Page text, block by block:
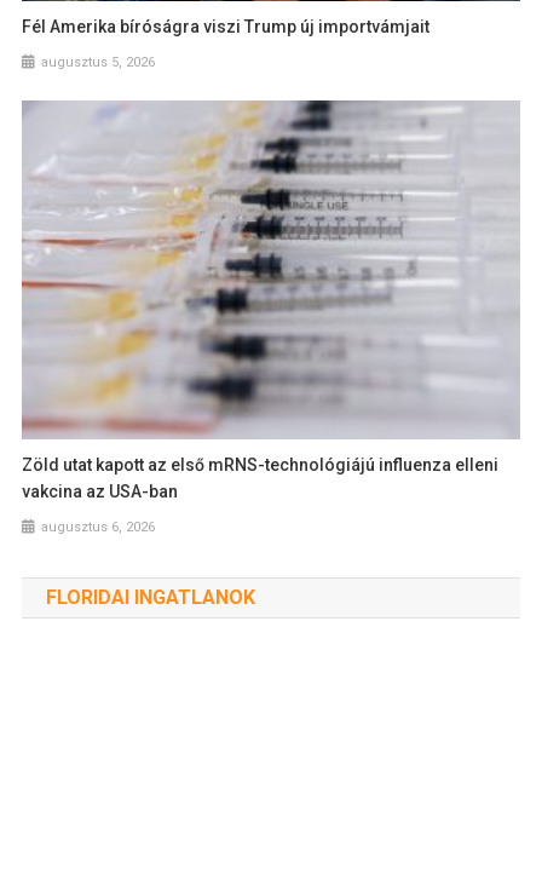
Fél Amerika bíróságra viszi Trump új importvámjait
augusztus 5, 2026
Zöld utat kapott az első mRNS-technológiájú influenza elleni
vakcina az USA-ban
augusztus 6, 2026
FLORIDAI INGATLANOK